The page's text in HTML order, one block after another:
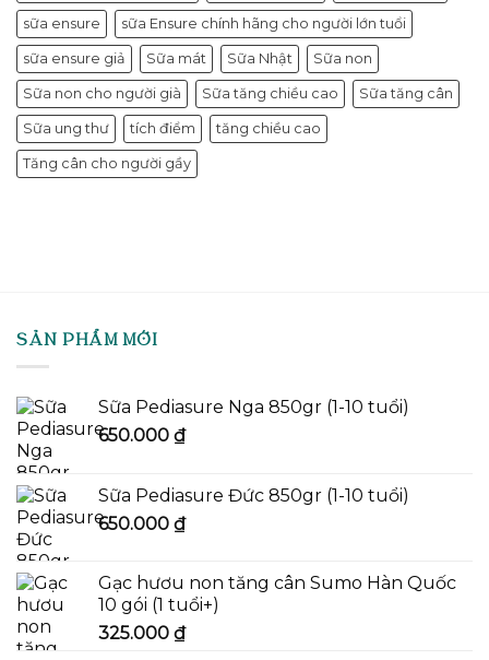
sữa ensure sữa Ensure chính hãng cho người lớn tuổi
sữa ensure giả Sữa mát Sữa Nhật Sữa non
Sữa non cho người già Sữa tăng chiều cao Sữa tăng cân
Sữa ung thư tích điểm tăng chiều cao
Tăng cân cho người gầy
SẢN PHẨM MỚI
Sữa Pediasure Nga 850gr (1-10 tuổi)
650.000 ₫
Sữa Pediasure Đức 850gr (1-10 tuổi)
650.000 ₫
Gạc hươu non tăng cân Sumo Hàn Quốc
10 gói (1 tuổi+)
325.000 ₫